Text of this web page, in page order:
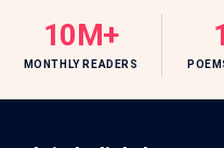
10M+
MONTHLY READERS